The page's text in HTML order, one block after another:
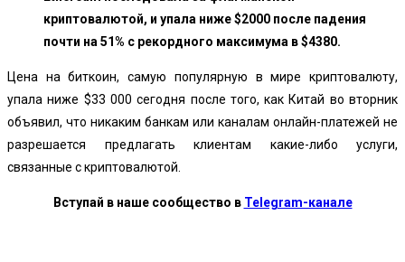
криптовалютой, и упала ниже $2000 после падения
почти на 51% с рекордного максимума в $4380.
Цена на биткоин, самую популярную в мире криптовалюту,
упала ниже $33 000 сегодня после того, как Китай во вторник
объявил, что никаким банкам или каналам онлайн-платежей не
разрешается предлагать клиентам какие-либо услуги,
связанные с криптовалютой.
Вступай в наше сообщество в Telegram-канале